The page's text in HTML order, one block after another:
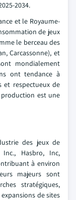
2034.
et le Royaume-
de jeux
le berceau des
Carcassonne), et
mondialement
ont tendance à
et respectueux de
est une
des jeux de
Hasbro, Inc,
à environ
majeurs sont
stratégiques,
de sites